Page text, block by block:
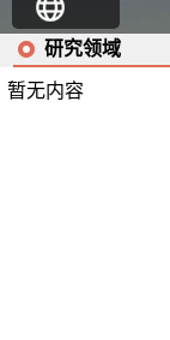
研究领域
暂无内容